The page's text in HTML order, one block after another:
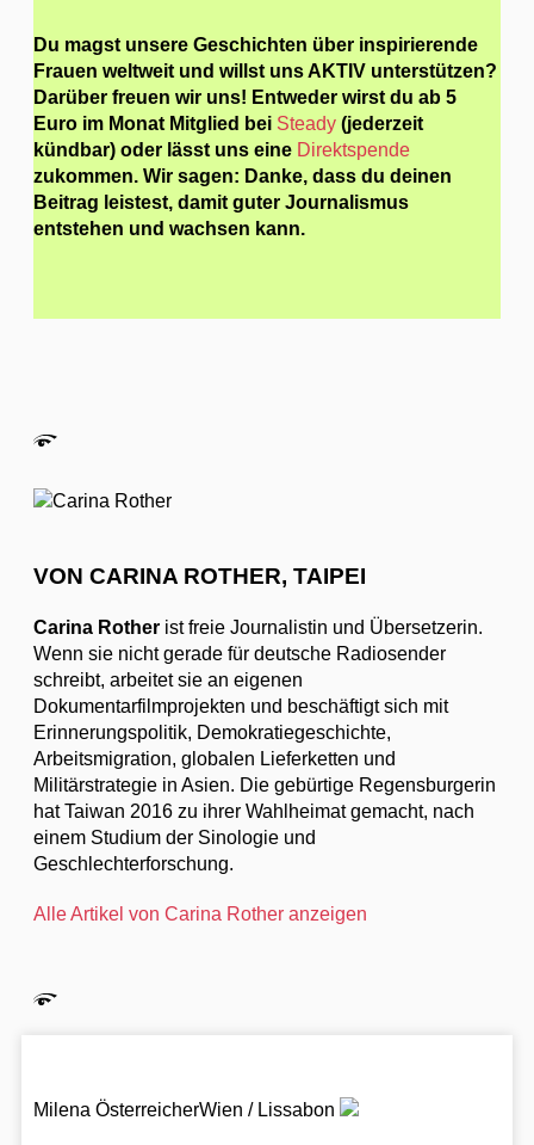
Du magst unsere Geschichten über inspirierende
Frauen weltweit und willst uns AKTIV unterstützen?
Darüber freuen wir uns! Entweder wirst du ab 5
Euro im Monat Mitglied bei Steady (jederzeit
kündbar) oder lässt uns eine Direktspende
zukommen. Wir sagen: Danke, dass du deinen
Beitrag leistest, damit guter Journalismus
entstehen und wachsen kann.
VON CARINA ROTHER, TAIPEI
Carina Rother ist freie Journalistin und Übersetzerin.
Wenn sie nicht gerade für deutsche Radiosender
schreibt, arbeitet sie an eigenen
Dokumentarfilmprojekten und beschäftigt sich mit
Erinnerungspolitik, Demokratiegeschichte,
Arbeitsmigration, globalen Lieferketten und
Militärstrategie in Asien. Die gebürtige Regensburgerin
hat Taiwan 2016 zu ihrer Wahlheimat gemacht, nach
einem Studium der Sinologie und
Geschlechterforschung.
Alle Artikel von Carina Rother anzeigen
Milena ÖsterreicherWien / Lissabon